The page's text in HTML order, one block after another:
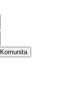
Komunita